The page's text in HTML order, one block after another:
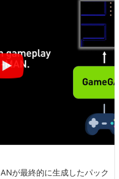
が最終的に生成したパック